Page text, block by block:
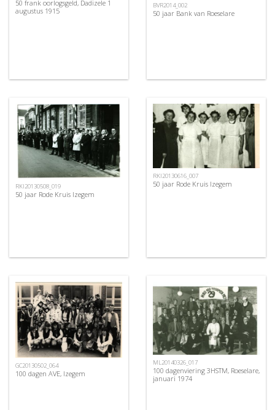
50 frank oorlogsgeld, Dadizele 1
augustus 1915
BVR2014_002
50 jaar Bank van Roeselare
RKI20130508_019
50 jaar Rode Kruis Izegem
RKI20130616_007
50 jaar Rode Kruis Izegem
GC20130502_064
100 dagen AVE, Izegem
ML20140326_017
100 dagenviering 3HSTM, Roeselare,
januari 1974